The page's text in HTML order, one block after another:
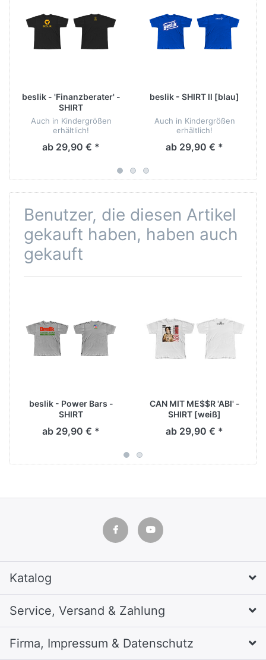
beslik - 'Finanzberater' -
SHIRT
Auch in Kindergrößen
erhältlich!
ab 29,90 € *
beslik - SHIRT ll [blau]
Auch in Kindergrößen
erhältlich!
ab 29,90 € *
Benutzer, die diesen Artikel
gekauft haben, haben auch
gekauft
beslik - Power Bars -
SHIRT
ab 29,90 € *
CAN MIT ME$$R 'ABI' -
SHIRT [weiß]
ab 29,90 € *
Katalog
Service, Versand & Zahlung
Firma, Impressum & Datenschutz